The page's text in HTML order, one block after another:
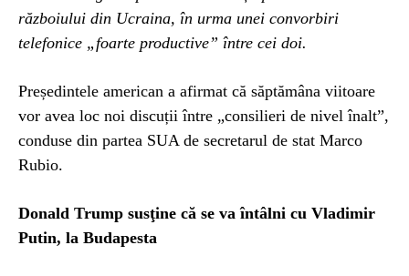
războiului din Ucraina, în urma unei convorbiri
telefonice „foarte productive” între cei doi.
Președintele american a afirmat că săptămâna viitoare
vor avea loc noi discuții între „consilieri de nivel înalt”,
conduse din partea SUA de secretarul de stat Marco
Rubio.
Donald Trump susţine că se va întâlni cu Vladimir
Putin, la Budapesta